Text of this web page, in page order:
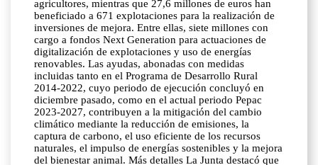
agricultores, mientras que 27,6 millones de euros han
beneficiado a 671 explotaciones para la realización de
inversiones de mejora. Entre ellas, siete millones con
cargo a fondos Next Generation para actuaciones de
digitalización de explotaciones y uso de energías
renovables. Las ayudas, abonadas con medidas
incluidas tanto en el Programa de Desarrollo Rural
2014-2022, cuyo periodo de ejecución concluyó en
diciembre pasado, como en el actual periodo Pepac
2023-2027, contribuyen a la mitigación del cambio
climático mediante la reducción de emisiones, la
captura de carbono, el uso eficiente de los recursos
naturales, el impulso de energías sostenibles y la mejora
del bienestar animal. Más detalles La Junta destacó que